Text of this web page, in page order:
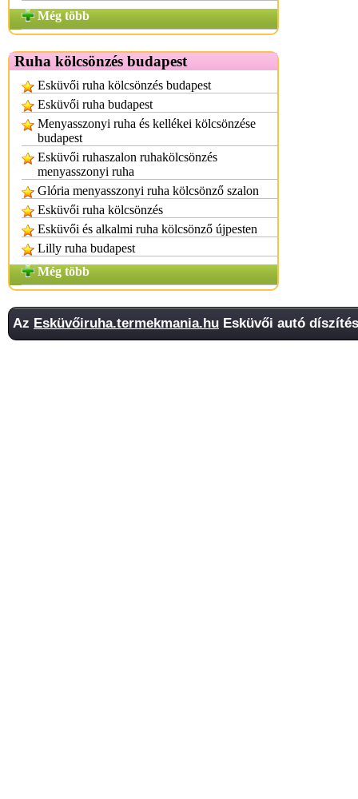
Még több
Ruha kölcsönzés budapest
Esküvői ruha kölcsönzés budapest
Esküvői ruha budapest
Menyasszonyi ruha és kellékei kölcsönzése
budapest
Esküvői ruhaszalon ruhakölcsönzés
menyasszonyi ruha
Glória menyasszonyi ruha kölcsönző szalon
Esküvői ruha kölcsönzés
Esküvői és alkalmi ruha kölcsönző újpesten
Lilly ruha budapest
Még több
Az Esküvőiruha.termekmania.hu Esküvői autó